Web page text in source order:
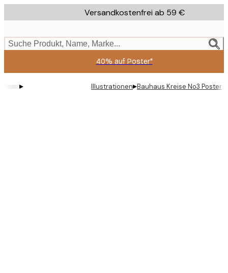
to
content.
Versandkostenfrei ab 59 €
Suche Produkt, Name, Marke...
40% auf Poster*
▸ Illustrationen▸Bauhaus Kreise No3 Poster